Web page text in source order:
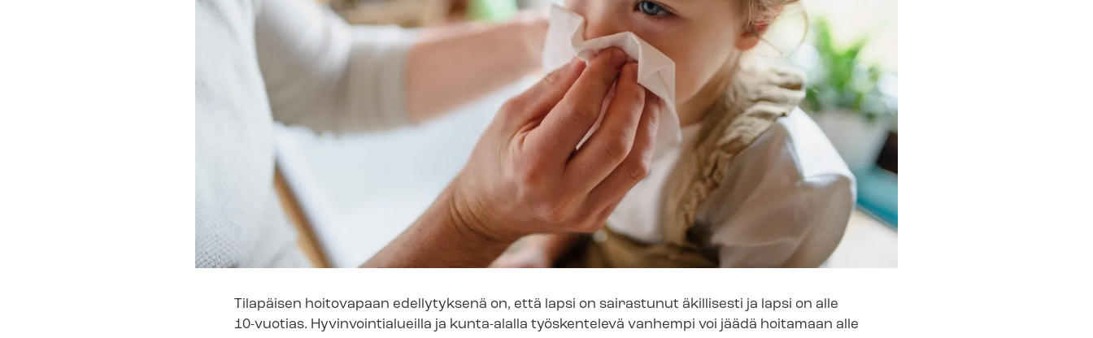
Tilapäisen hoitovapaan edellytyksenä on, että lapsi on sairastunut äkillisesti ja lapsi on alle
10-vuotias. Hy­vin­voin­tia­lueil­la ja kunta-alalla työskentelevä vanhempi voi jäädä hoitamaan alle